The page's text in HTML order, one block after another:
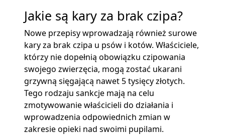
Jakie są kary za brak czipa?
Nowe przepisy wprowadzają również surowe
kary za brak czipa u psów i kotów. Właściciele,
którzy nie dopełnią obowiązku czipowania
swojego zwierzęcia, mogą zostać ukarani
grzywną sięgającą nawet 5 tysięcy złotych.
Tego rodzaju sankcje mają na celu
zmotywowanie właścicieli do działania i
wprowadzenia odpowiednich zmian w
zakresie opieki nad swoimi pupilami.